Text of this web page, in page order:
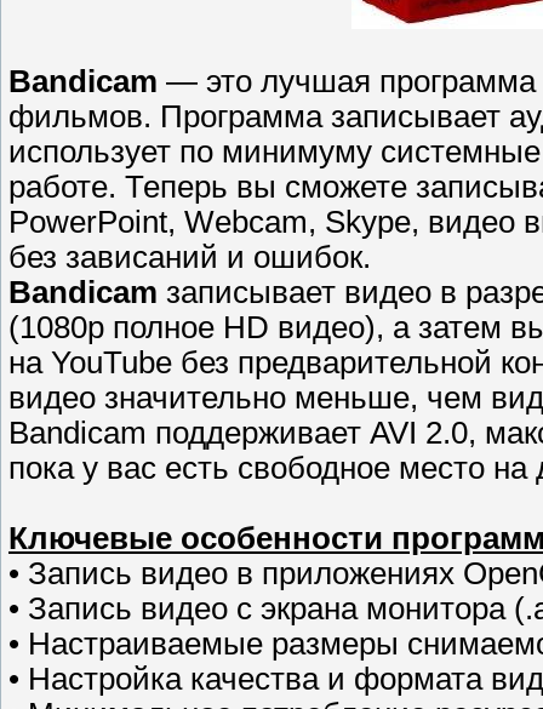
Bandicam — это лучшая программа
фильмов. Программа записывает
использует по минимуму
работе. Теперь вы сможете
PowerPoint, Webcam, Skype, видео
без зависаний и ошибок.
Bandicam записывает видео в
(1080p полное HD видео), а затем
на YouTube без предварительной
видео значительно меньше, чем
Bandicam поддерживает AVI 2.0,
пока у вас есть свободное место на
Ключевые особенности
• Запись видео в приложениях
• Запись видео с экрана монитора
• Настраиваемые размеры
• Настройка качества и формата